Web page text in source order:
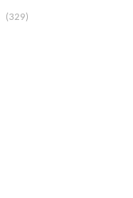
(329)